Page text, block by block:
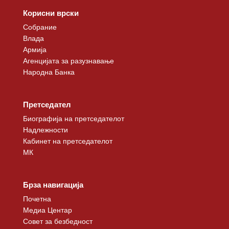
Корисни врски
Собрание
Влада
Армија
Агенцијата за разузнавање
Народна Банка
Претседател
Биографија на претседателот
Надлежности
Кабинет на претседателот
МК
Брза навигација
Почетна
Медиа Центар
Совет за безбедност